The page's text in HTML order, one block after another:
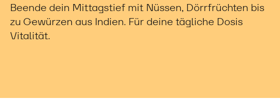
Beende dein Mittagstief mit Nüssen, Dörrfrüchten bis
zu Gewürzen aus Indien. Für deine tägliche Dosis
Vitalität.